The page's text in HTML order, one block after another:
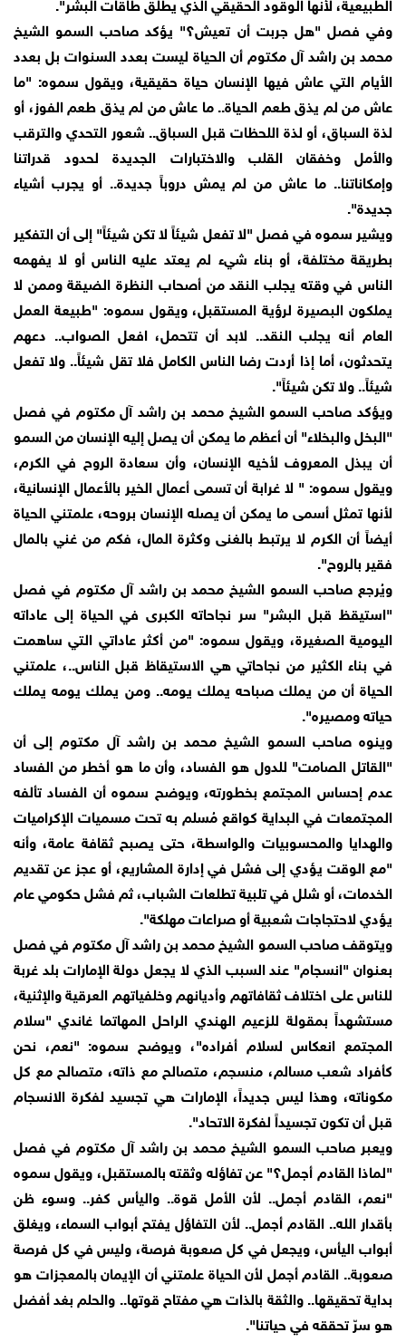
وفي فصل "هل جربت أن تعيش؟" يؤكد صاحب السمو الشيخ
محمد بن راشد آل مكتوم أن الحياة ليست بعدد السنوات بل بعدد
الأيام التي عاش فيها الإنسان حياة حقيقية، ويقول سموه: "ما
عاش من لم يذق طعم الحياة.. ما عاش من لم يذق طعم الفوز، أو
لذة السباق، أو لذة اللحظات قبل السباق.. شعور التحدي والترقب
والأمل وخفقان القلب والاختبارات الجديدة لحدود قدراتنا
وإمكاناتنا.. ما عاش من لم يمش دروباً جديدة.. أو يجرب أشياء
جديدة".
ويشير سموه في فصل "لا تفعل شيئاً لا تكن شيئاً" إلى أن التفكير
بطريقة مختلفة، أو بناء شيء لم يعتد عليه الناس أو لا يفهمه
الناس في وقته يجلب النقد من أصحاب النظرة الضيقة وممن لا
يملكون البصيرة لرؤية المستقبل، ويقول سموه: "طبيعة العمل
العام أنه يجلب النقد.. لابد أن تتحمل، افعل الصواب.. دعهم
يتحدثون، أما إذا أردت رضا الناس الكامل فلا تقل شيئاً.. ولا تفعل
شيئاً.. ولا تكن شيئاً".
ويؤكد صاحب السمو الشيخ محمد بن راشد آل مكتوم في فصل
"البخل والبخلاء" أن أعظم ما يمكن أن يصل إليه الإنسان من السمو
أن يبذل المعروف لأخيه الإنسان، وأن سعادة الروح في الكرم،
ويقول سموه: " لا غرابة أن تسمى أعمال الخير بالأعمال الإنسانية،
لأنها تمثل أسمى ما يمكن أن يصله الإنسان بروحه، علمتني الحياة
أيضاً أن الكرم لا يرتبط بالغنى وكثرة المال، فكم من غني بالمال
فقير بالروح".
ويُرجع صاحب السمو الشيخ محمد بن راشد آل مكتوم في فصل
"استيقظ قبل البشر" سر نجاحاته الكبرى في الحياة إلى عاداته
اليومية الصغيرة، ويقول سموه: "من أكثر عاداتي التي ساهمت
في بناء الكثير من نجاحاتي هي الاستيقاظ قبل الناس..، علمتني
الحياة أن من يملك صباحه يملك يومه.. ومن يملك يومه يملك
حياته ومصيره".
وينوه صاحب السمو الشيخ محمد بن راشد آل مكتوم إلى أن
"القاتل الصامت" للدول هو الفساد، وأن ما هو أخطر من الفساد
عدم إحساس المجتمع بخطورته، ويوضح سموه أن الفساد تألفه
المجتمعات في البداية كواقع مُسلم به تحت مسميات الإكراميات
والهدايا والمحسوبيات والواسطة، حتى يصبح ثقافة عامة، وأنه
"مع الوقت يؤدي إلى فشل في إدارة المشاريع، أو عجز عن تقديم
الخدمات، أو شلل في تلبية تطلعات الشباب، ثم فشل حكومي عام
يؤدي لاحتجاجات شعبية أو صراعات مهلكة".
ويتوقف صاحب السمو الشيخ محمد بن راشد آل مكتوم في فصل
بعنوان "انسجام" عند السبب الذي لا يجعل دولة الإمارات بلد غربة
للناس على اختلاف ثقافاتهم وأديانهم وخلفياتهم العرقية والإثنية،
مستشهداً بمقولة للزعيم الهندي الراحل المهاتما غاندي "سلام
المجتمع انعكاس لسلام أفراده"، ويوضح سموه: "نعم، نحن
كأفراد شعب مسالم، منسجم، متصالح مع ذاته، متصالح مع كل
مكوناته، وهذا ليس جديداً، الإمارات هي تجسيد لفكرة الانسجام
قبل أن تكون تجسيداً لفكرة الاتحاد".
ويعبر صاحب السمو الشيخ محمد بن راشد آل مكتوم في فصل
"لماذا القادم أجمل؟" عن تفاؤله وثقته بالمستقبل، ويقول سموه
"نعم، القادم أجمل.. لأن الأمل قوة.. واليأس كفر.. وسوء ظن
بأقدار الله.. القادم أجمل.. لأن التفاؤل يفتح أبواب السماء، ويغلق
أبواب اليأس، ويجعل في كل صعوبة فرصة، وليس في كل فرصة
صعوبة.. القادم أجمل لأن الحياة علمتني أن الإيمان بالمعجزات هو
بداية تحقيقها.. والثقة بالذات هي مفتاح قوتها.. والحلم بغد أفضل
هو سرّ تحققه في حياتنا".